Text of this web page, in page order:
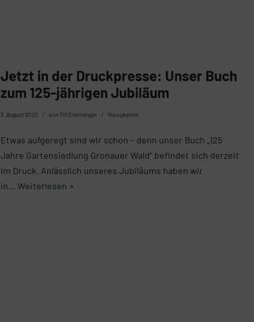
Jetzt in der Druckpresse: Unser Buch
zum 125-jährigen Jubiläum
3. August 2022 vonTill Erdmenger Neuigkeiten
Etwas aufgeregt sind wir schon – denn unser Buch „125
Jahre Gartensiedlung Gronauer Wald“ befindet sich derzeit
im Druck. Anlässlich unseres Jubiläums haben wir
in… Weiterlesen »